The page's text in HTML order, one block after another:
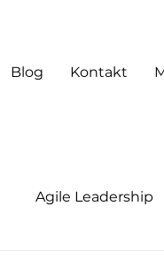
Blog Kontakt
Agile Leadership